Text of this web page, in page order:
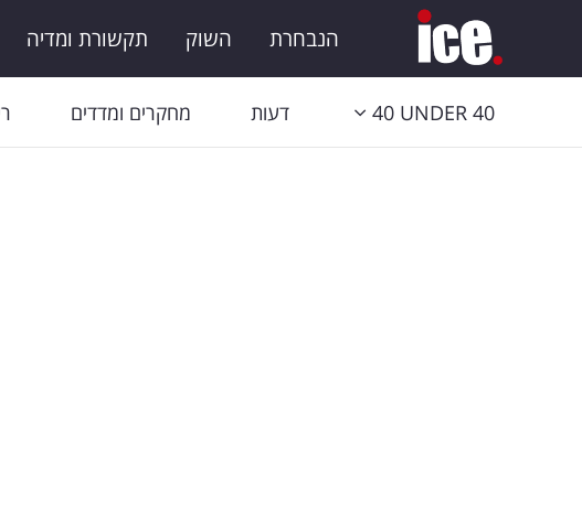
הנבחרת השוק תקשורת ומדיה
40 UNDER 40 דעות מחקרים ומדדים